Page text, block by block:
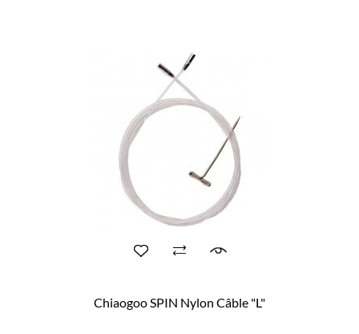
Chiaogoo SPIN Nylon Câble "L"